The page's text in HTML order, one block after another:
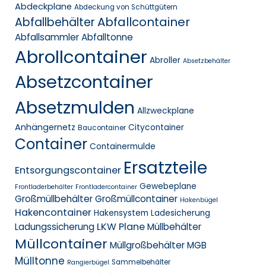
Abdeckplane Abdeckung von Schüttgütern
AbfallbehälterAbfallcontainer
AbfallsammlerAbfalltonne
Abrollcontainer Abroller Absetzbehälter
Absetzcontainer
Absetzmulden Allzweckplane
Anhängernetz Baucontainer Citycontainer
Container Containermulde
Entsorgungscontainer Ersatzteile
Frontladerbehälter Frontladercontainer Gewebeplane
GroßmüllbehälterGroßmüllcontainer Hakenbügel
Hakencontainer Hakensystem Ladesicherung
Ladungssicherung LKW PlaneMüllbehälter
Müllcontainer Müllgroßbehälter MGB
Mülltonne Rangierbügel Sammelbehälter